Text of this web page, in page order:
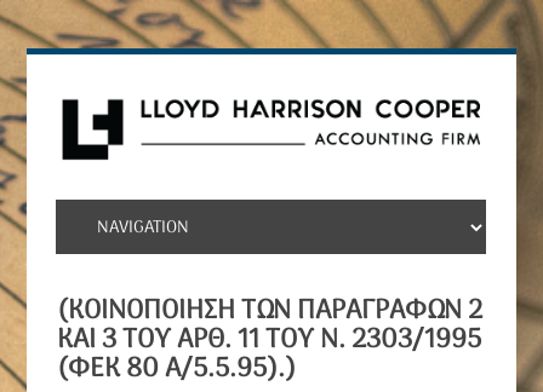
(ΚΟΙΝΟΠΟΊΗΣΗ ΤΩΝ ΠΑΡΑΓΡΆΦΩΝ 2
ΚΑΙ 3 ΤΟΥ ΆΡΘ. 11 ΤΟΥ Ν. 2303/1995
(ΦΕΚ 80 Α/5.5.95).)